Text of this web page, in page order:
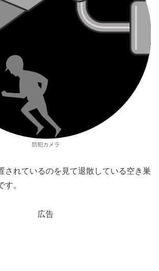
防犯カメラ
されているのを見て退散している空き巣
す。
広告